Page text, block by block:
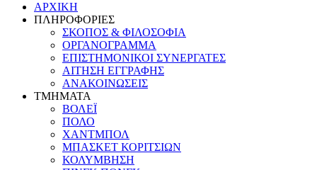
ΑΡΧΙΚΗ
ΠΛΗΡΟΦΟΡΙΕΣ
ΣΚΟΠΟΣ & ΦΙΛΟΣΟΦΙΑ
ΟΡΓΑΝΟΓΡΑΜΜΑ
ΕΠΙΣΤΗΜΟΝΙΚΟΙ ΣΥΝΕΡΓΑΤΕΣ
ΑΙΤΗΣΗ ΕΓΓΡΑΦΗΣ
ΑΝΑΚΟΙΝΩΣΕΙΣ
ΤΜΗΜΑΤΑ
ΒΟΛΕΪ
ΠΟΛΟ
ΧΑΝΤΜΠΟΛ
ΜΠΑΣΚΕΤ ΚΟΡΙΤΣΙΩΝ
ΚΟΛΥΜΒΗΣΗ